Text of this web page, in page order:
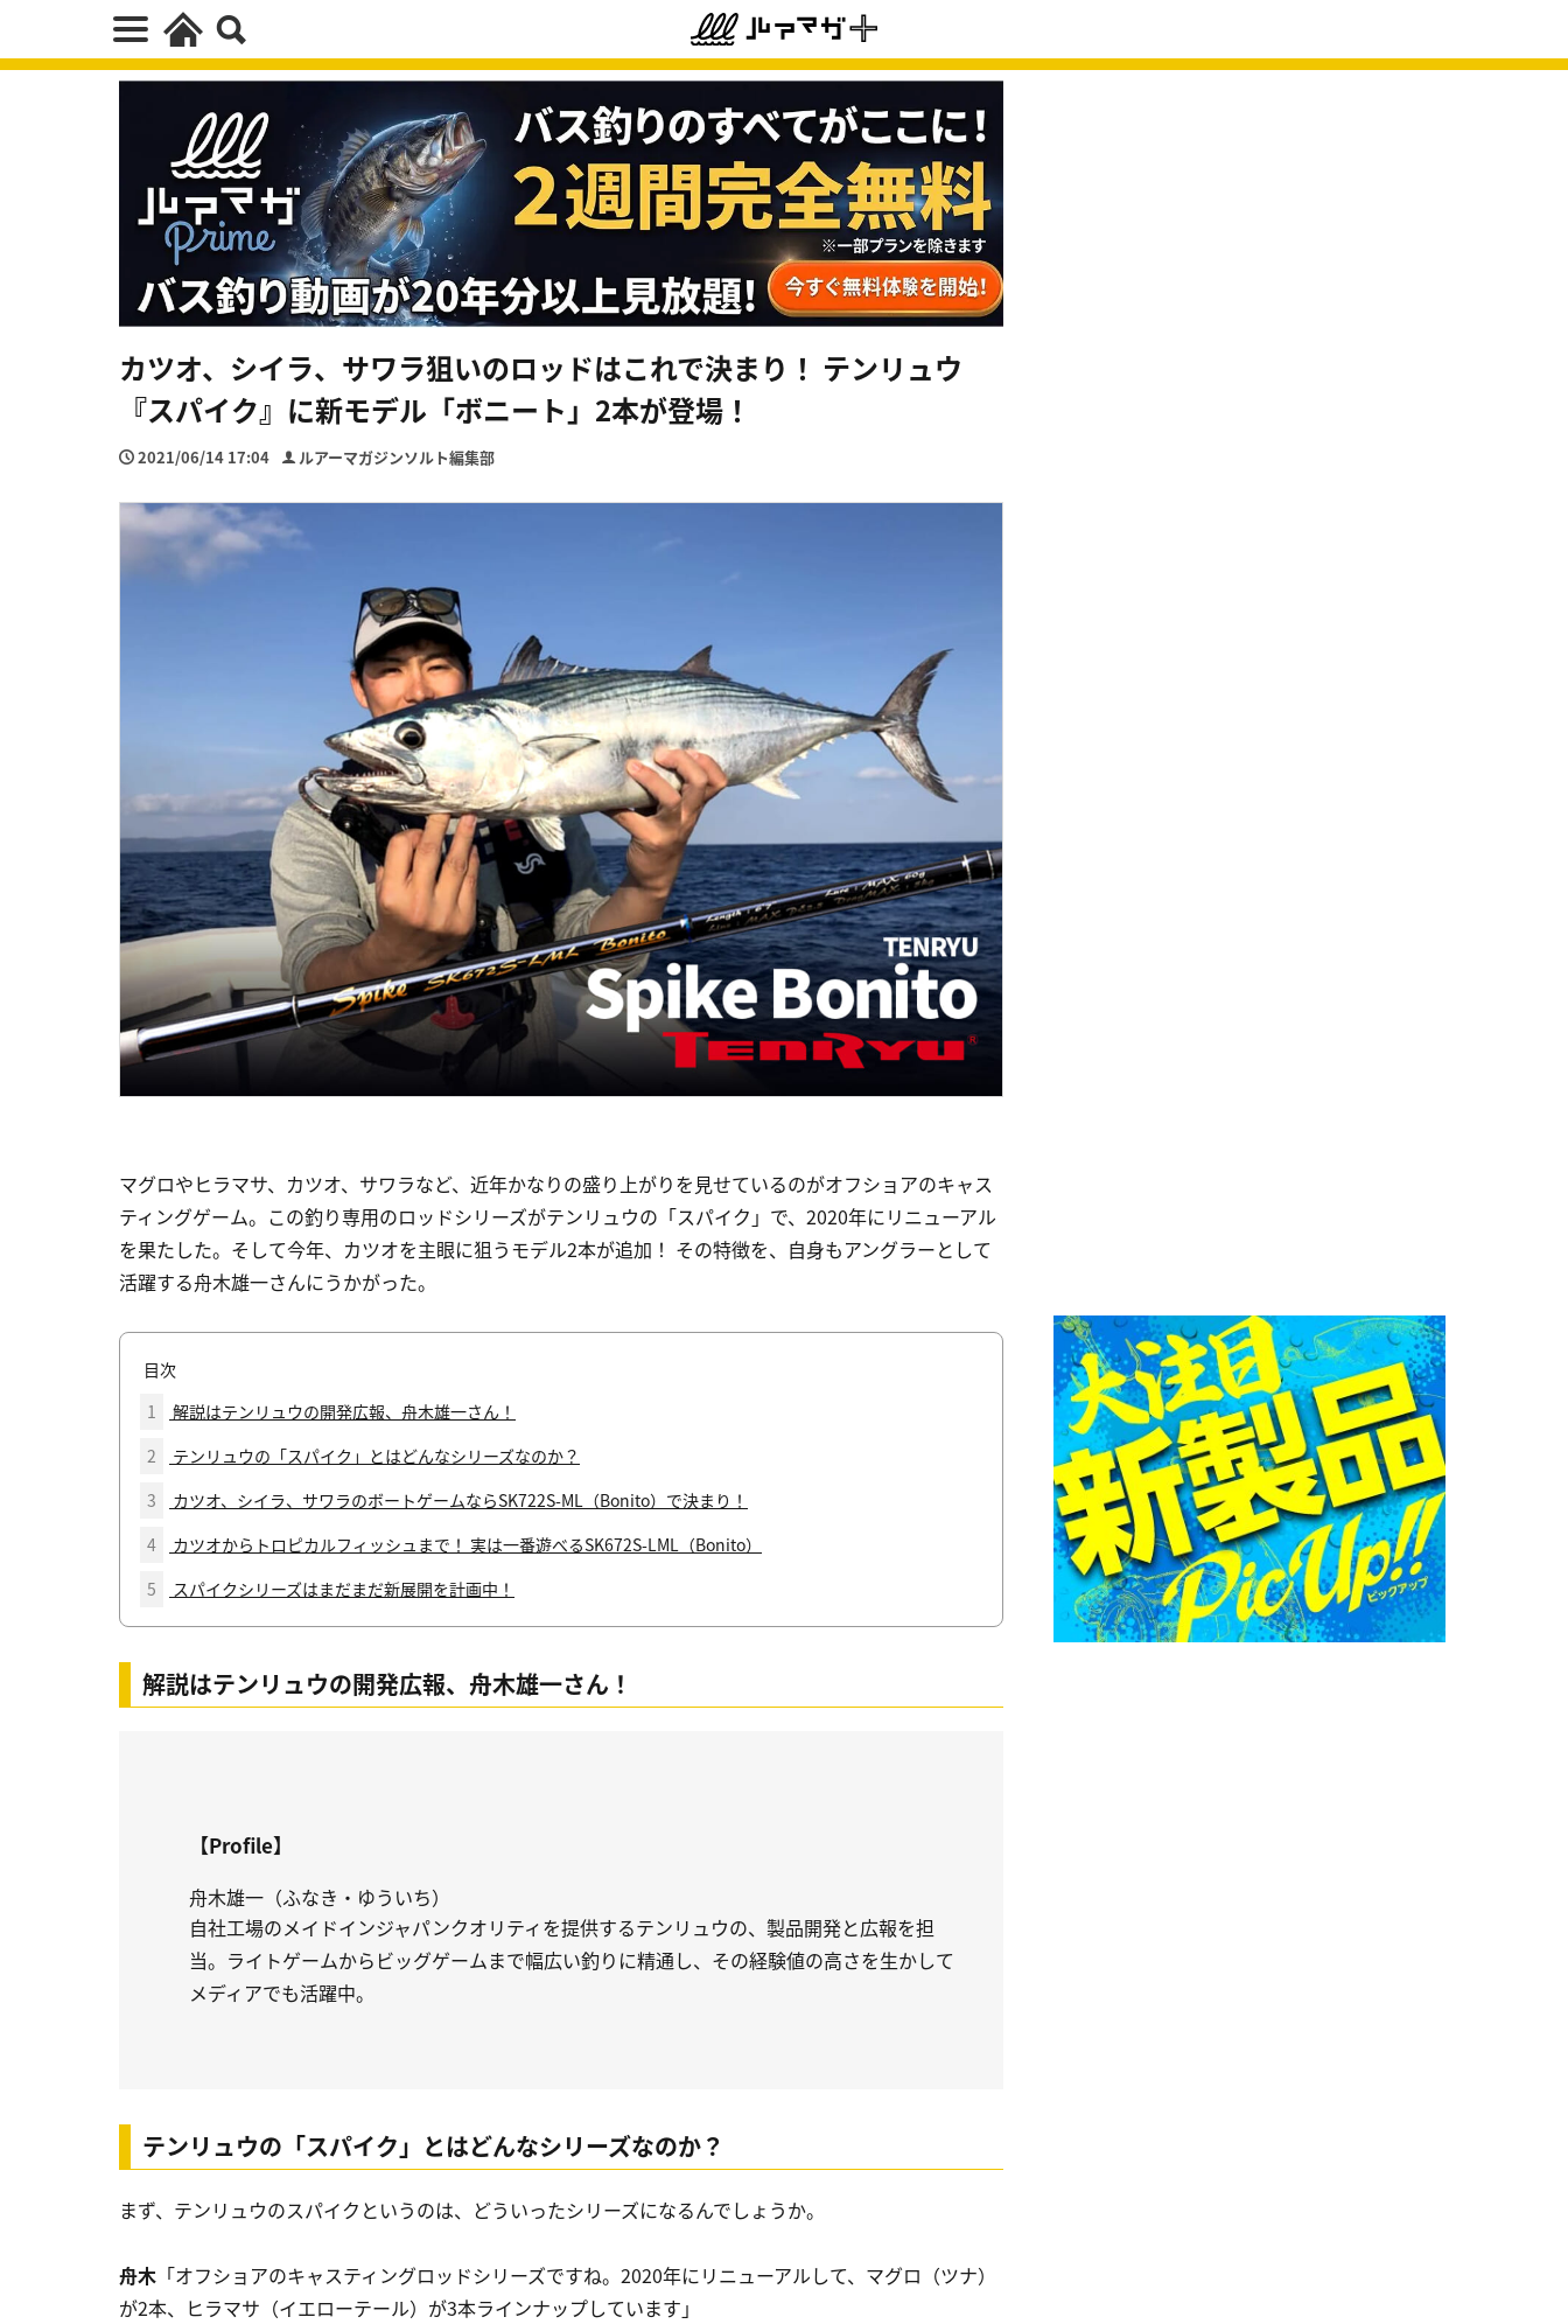
カツオ、シイラ、サワラ狙いのロッドはこれで決まり！ テンリュウ
『スパイク』に新モデル「ボニート」2本が登場！
2021/06/14 17:04 ルアーマガジンソルト編集部
マグロやヒラマサ、カツオ、サワラなど、近年かなりの盛り上がりを見せているのがオフショアのキャス
ティングゲーム。この釣り専用のロッドシリーズがテンリュウの「スパイク」で、2020年にリニューアル
を果たした。そして今年、カツオを主眼に狙うモデル2本が追加！ その特徴を、自身もアングラーとして
活躍する舟木雄一さんにうかがった。
目次
1
解説はテンリュウの開発広報、舟木雄一さん！
2
テンリュウの「スパイク」とはどんなシリーズなのか？
3
カツオ、シイラ、サワラのボートゲームならSK722S-ML（Bonito）で決まり！
4
カツオからトロピカルフィッシュまで！ 実は一番遊べるSK672S-LML（Bonito）
5
スパイクシリーズはまだまだ新展開を計画中！
解説はテンリュウの開発広報、舟木雄一さん！
【Profile】
舟木雄一（ふなき・ゆういち）
自社工場のメイドインジャパンクオリティを提供するテンリュウの、製品開発と広報を担
当。ライトゲームからビッグゲームまで幅広い釣りに精通し、その経験値の高さを生かして
メディアでも活躍中。
テンリュウの「スパイク」とはどんなシリーズなのか？
まず、テンリュウのスパイクというのは、どういったシリーズになるんでしょうか。
舟木 「オフショアのキャスティングロッドシリーズですね。2020年にリニューアルして、マグロ（ツナ）
が2本、ヒラマサ（イエローテール）が3本ラインナップしています」